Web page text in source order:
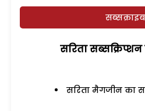
सरिता
सरिता मैगजीन का